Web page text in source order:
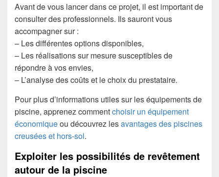
Avant de vous lancer dans ce projet, il est important de
consulter des professionnels. Ils sauront vous
accompagner sur :
– Les différentes options disponibles,
– Les réalisations sur mesure susceptibles de
répondre à vos envies,
– L’analyse des coûts et le choix du prestataire.
Pour plus d’informations utiles sur les équipements de
piscine, apprenez commentchoisir un équipement
économiqueou découvrez lesavantages des piscines
creusées et hors-sol.
Exploiter les possibilités de revêtement
autour de la piscine